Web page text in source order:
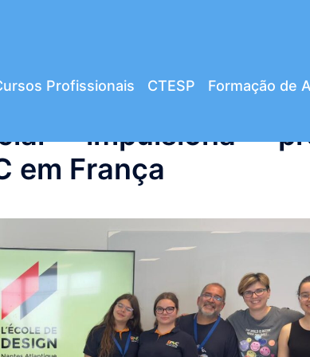
Profissionais CTESP Formação de
impulsiona
em França